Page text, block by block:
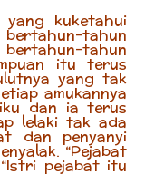
kuketahui
bertahun-tahun
tahun
itu terus
yang tak
amukannya
dan ia terus
lelaki tak ada
dan penyanyi
“Pejabat
pejabat itu